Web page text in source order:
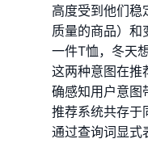
高度受到他们稳
质量的商品）和
一件T恤，冬天
这两种意图在推
确感知用户意图
推荐系统共存于
通过查询词显式